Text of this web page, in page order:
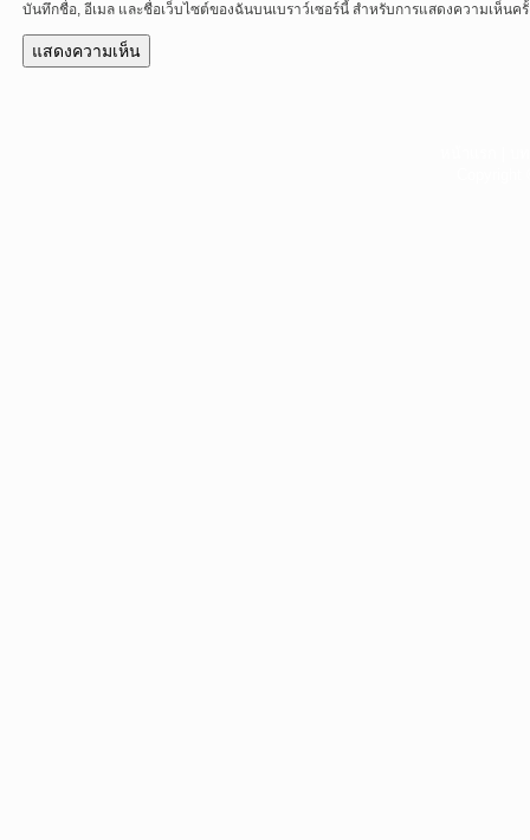
บันทึกชื่อ, อีเมล และชื่อเว็บไซต์ของฉันบนเบราว์เซอร์นี้ สำหรับการแสดงความเห็นค